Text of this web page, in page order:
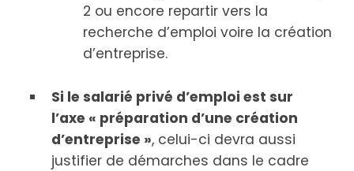
2 ou encore repartir vers la
recherche d’emploi voire la création
d’entreprise.
Si le salarié privé d’emploi est sur
l’axe « préparation d’une création
d’entreprise », celui-ci devra aussi
justifier de démarches dans le cadre